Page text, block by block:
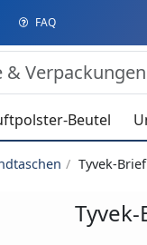
FAQ
Beutel
Tyvek-